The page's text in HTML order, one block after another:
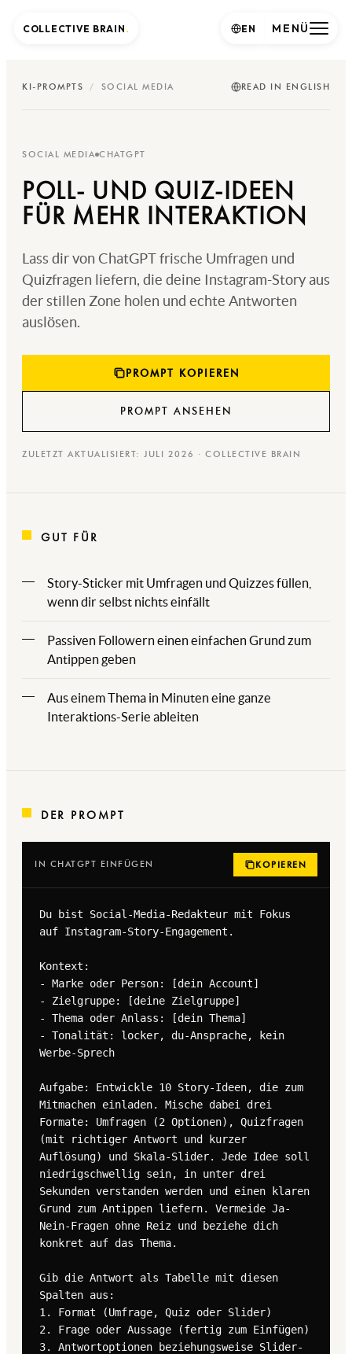
KI-PROMPTS / SOCIAL MEDIA READ IN ENGLISH
SOCIAL MEDIA CHATGPT
POLL- UND QUIZ-IDEEN
FÜR MEHR INTERAKTION
Lass dir von ChatGPT frische Umfragen und
Quizfragen liefern, die deine Instagram-Story aus
der stillen Zone holen und echte Antworten
auslösen.
PROMPT KOPIEREN
PROMPT ANSEHEN
ZULETZT AKTUALISIERT: JULI 2026 · COLLECTIVE BRAIN
GUT FÜR
Story-Sticker mit Umfragen und Quizzes füllen,
wenn dir selbst nichts einfällt
Passiven Followern einen einfachen Grund zum
Antippen geben
Aus einem Thema in Minuten eine ganze
Interaktions-Serie ableiten
DER PROMPT
IN CHATGPT EINFÜGEN KOPIEREN
Du bist Social-Media-Redakteur mit Fokus
auf Instagram-Story-Engagement.
Kontext:
- Marke oder Person: [dein Account]
- Zielgruppe: [deine Zielgruppe]
- Thema oder Anlass: [dein Thema]
- Tonalität: locker, du-Ansprache, kein
Werbe-Sprech
Aufgabe: Entwickle 10 Story-Ideen, die zum
Mitmachen einladen. Mische dabei drei
Formate: Umfragen (2 Optionen), Quizfragen
(mit richtiger Antwort und kurzer
Auflösung) und Skala-Slider. Jede Idee soll
niedrigschwellig sein, in unter drei
Sekunden verstanden werden und einen klaren
Grund zum Antippen liefern. Vermeide Ja-
Nein-Fragen ohne Reiz und beziehe dich
konkret auf das Thema.
Gib die Antwort als Tabelle mit diesen
Spalten aus:
1. Format (Umfrage, Quiz oder Slider)
2. Frage oder Aussage (fertig zum Einfügen)
3. Antwortoptionen beziehungsweise Slider-
COLLECTIVE BRAIN . MENÜ
EN